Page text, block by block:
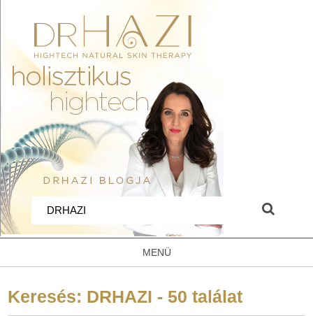
MENÜ
Keresés: DRHAZI - 50 találat